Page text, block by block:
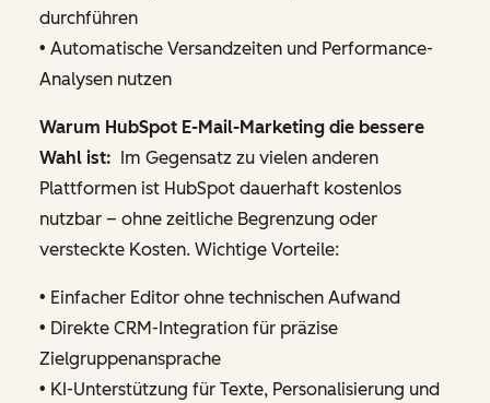
durchführen
• Automatische Versandzeiten und Performance-
Analysen nutzen
Warum HubSpot E-Mail-Marketing die bessere
Wahl ist:
Im Gegensatz zu vielen anderen
Plattformen ist HubSpot dauerhaft kostenlos
nutzbar – ohne zeitliche Begrenzung oder
versteckte Kosten. Wichtige Vorteile:
• Einfacher Editor ohne technischen Aufwand
• Direkte CRM-Integration für präzise
Zielgruppenansprache
• KI-Unterstützung für Texte, Personalisierung und